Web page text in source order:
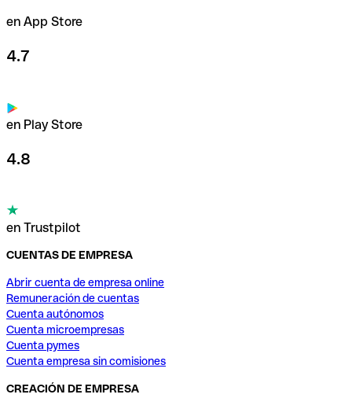
en App Store
4.7
en Play Store
4.8
en Trustpilot
CUENTAS DE EMPRESA
Abrir cuenta de empresa online
Remuneración de cuentas
Cuenta autónomos
Cuenta microempresas
Cuenta pymes
Cuenta empresa sin comisiones
CREACIÓN DE EMPRESA